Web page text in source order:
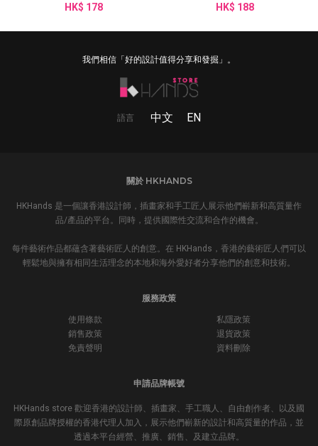
HK$ 178 HK$ 188
我們相信「好的設計值得分享和發掘」。
語言 中文 EN
關於 HKHANDS
HKHands 是一個讓香港設計師，插畫家和手工匠人展示他們嶄新和高質量作
品/產品的平台。同時，提供國際性交流和合作的機會。
每件藝術作品都蘊含著藝術匠人的創意。在 HKHands，香港的藝術匠人們可以
輕鬆地與擁有相同生活理念的本地和海外愛好者分享他們的創意和技術。
服務政策
使用條款
私隱政策
銷售政策
退貨政策
免責聲明
資料刪除
申請品牌帳號
HKHands store 歡迎香港的設計師、插畫家、手工職人、自由創作者、以及國
際原創品牌授權的香港代理人加入，展示他們嶄新的設計和高質量的作品，並
透過本平台經營、推廣、銷售、及建立品牌。